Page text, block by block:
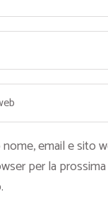
nome, email e sito
per la